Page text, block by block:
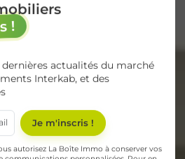
!
dernières actualités du marché
Interkab, et des
autorisez La Boîte Immo à conserver vos